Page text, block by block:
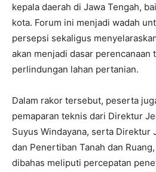
kepala daerah di Jawa Tengah,
kota. Forum ini menjadi wadah
persepsi sekaligus
akan menjadi dasar perencanaan
perlindungan lahan pertanian.
Dalam rakor tersebut, peserta
pemaparan teknis dari Direktur
Suyus Windayana, serta Direktur
dan Penertiban Tanah dan
dibahas meliputi percepatan